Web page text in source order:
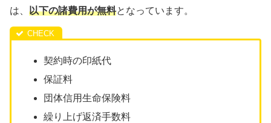
は、 以下の諸費用が無料となっています。
契約時の印紙代
保証料
団体信用生命保険料
繰り上げ返済手数料